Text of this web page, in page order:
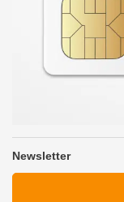
Newsletter